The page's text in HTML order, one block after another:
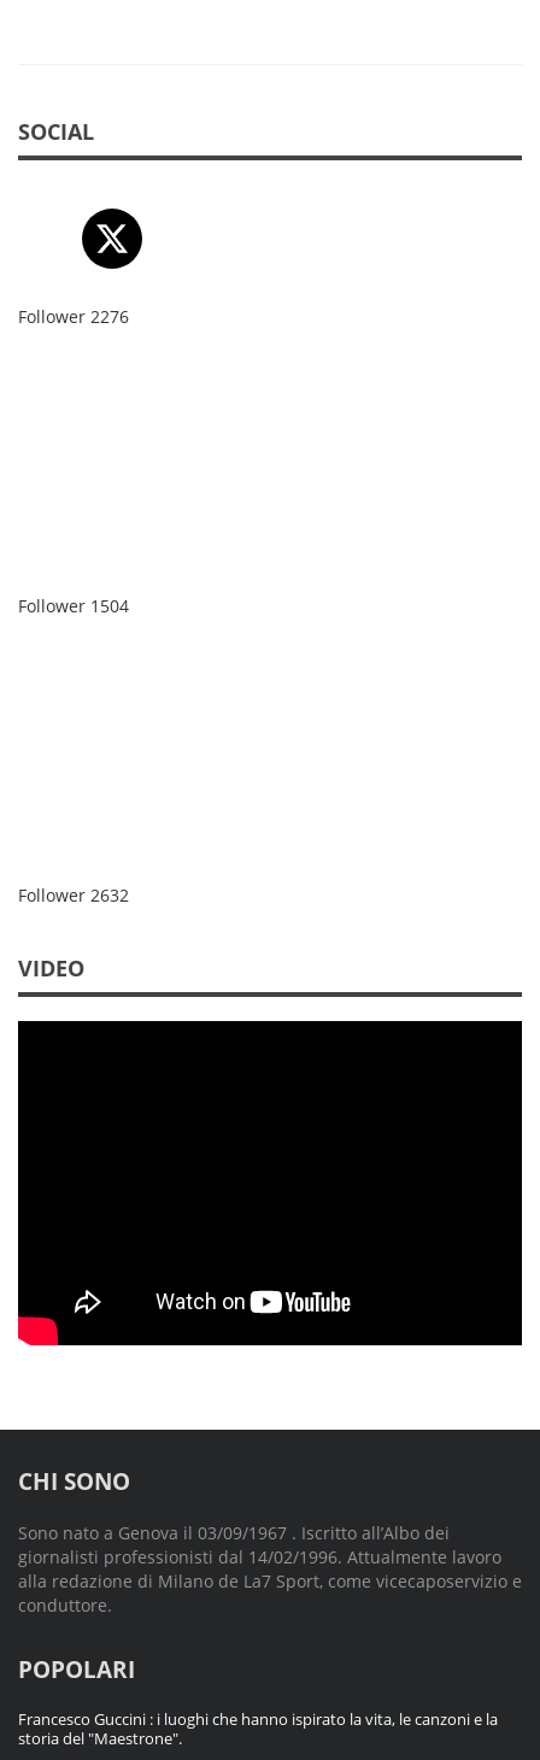
SOCIAL
Follower 2276
Follower 1504
Follower 2632
VIDEO
CHI SONO
Sono nato a Genova il 03/09/1967 . Iscritto all’Albo dei
giornalisti professionisti dal 14/02/1996. Attualmente lavoro
alla redazione di Milano de La7 Sport, come vicecaposervizio e
conduttore.
POPOLARI
Francesco Guccini : i luoghi che hanno ispirato la vita, le canzoni e la
storia del "Maestrone".